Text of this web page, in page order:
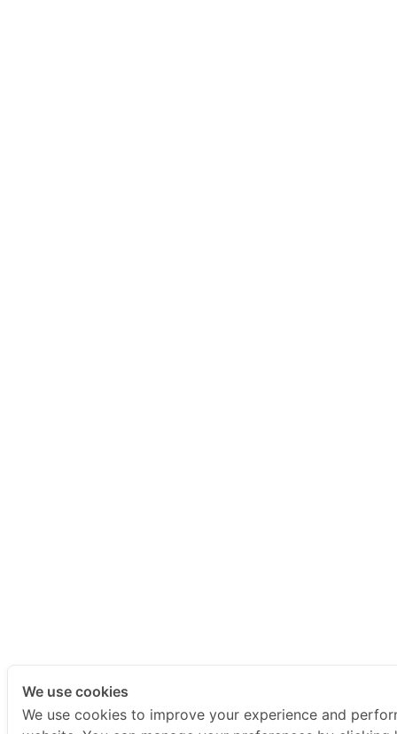
We use cookies
We use cookies to improve your experience and